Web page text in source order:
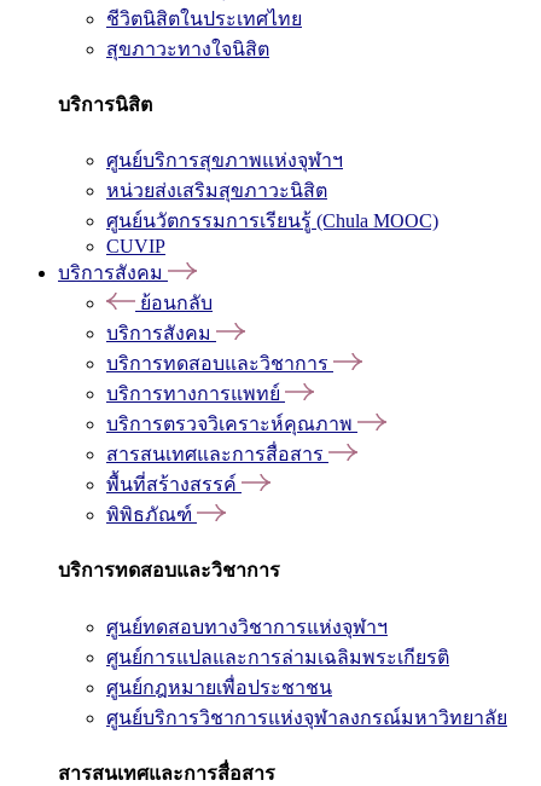
ชีวิตนิสิตในประเทศไทย
สุขภาวะทางใจนิสิต
บริการนิสิต
ศูนย์บริการสุขภาพแห่งจุฬาฯ
หน่วยส่งเสริมสุขภาวะนิสิต
ศูนย์นวัตกรรมการเรียนรู้ (Chula MOOC)
CUVIP
บริการสังคม
ย้อนกลับ
บริการสังคม
บริการทดสอบและวิชาการ
บริการทางการแพทย์
บริการตรวจวิเคราะห์คุณภาพ
สารสนเทศและการสื่อสาร
พื้นที่สร้างสรรค์
พิพิธภัณฑ์
บริการทดสอบและวิชาการ
ศูนย์ทดสอบทางวิชาการแห่งจุฬาฯ
ศูนย์การแปลและการล่ามเฉลิมพระเกียรติ
ศูนย์กฎหมายเพื่อประชาชน
ศูนย์บริการวิชาการแห่งจุฬาลงกรณ์มหาวิทยาลัย
สารสนเทศและการสื่อสาร